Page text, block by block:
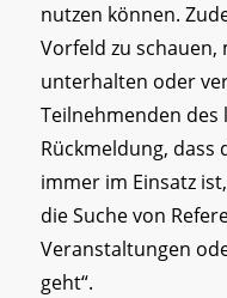
nutzen können.
Vorfeld zu schauen,
unterhalten oder
Teilnehmenden des
Rückmeldung, dass
immer im Einsatz
die Suche von
Veranstaltungen
geht“.